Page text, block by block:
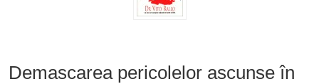
Demascarea pericolelor ascunse în